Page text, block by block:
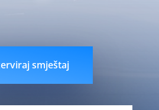
smještaj